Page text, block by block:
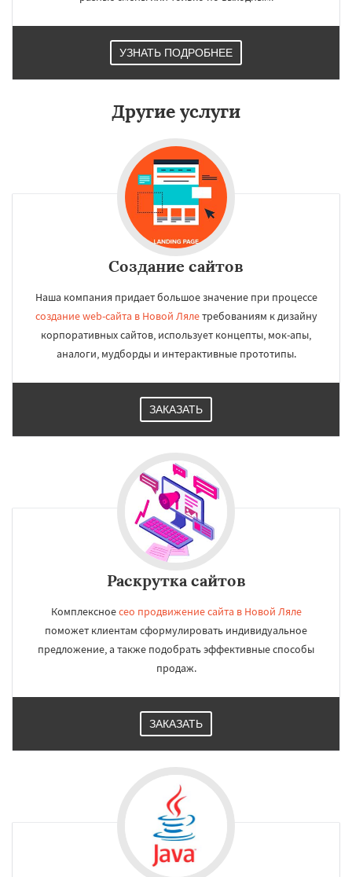
УЗНАТЬ ПОДРОБНЕЕ
Другие услуги
Создание сайтов
Наша компания придает большое значение при процессе
создание web-сайта в Новой Лялетребованиям к дизайну
корпоративных сайтов, использует концепты, мок-апы,
аналоги, мудборды и интерактивные прототипы.
ЗАКАЗАТЬ
Раскрутка сайтов
Комплексноесео продвижение сайта в Новой Ляле
поможет клиентам сформулировать индивидуальное
предложение, а также подобрать эффективные способы
продаж.
ЗАКАЗАТЬ